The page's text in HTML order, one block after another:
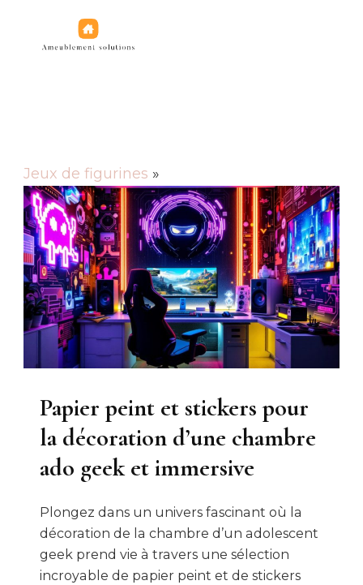
Jeux de figurines
Jeux de figurines »
Papier peint et stickers pour
la décoration d’une chambre
ado geek et immersive
Plongez dans un univers fascinant où la
décoration de la chambre d’un adolescent
geek prend vie à travers une sélection
incroyable de papier peint et de stickers